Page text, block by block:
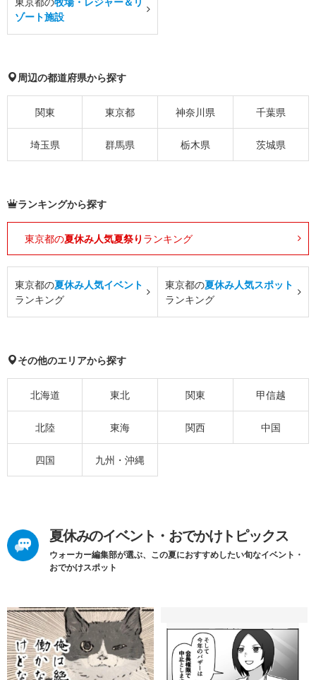
ゾート施設
周辺の都道府県から探す
関東 東京都 神奈川県 千葉県
埼玉県 群馬県 栃木県 茨城県
ランキングから探す
東京都の夏休み人気夏祭り ランキング
東京都の夏休み人気イベント
ランキング
東京都の夏休み人気スポット
ランキング
その他のエリアから探す
北海道 東北 関東 甲信越
北陸 東海 関西 中国
四国 九州・沖縄
夏休みのイベント・おでかけトピックス
ウォーカー編集部が選ぶ、この夏におすすめしたい旬なイベント・
おでかけスポット